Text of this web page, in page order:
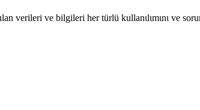
verileri ve bilgileri her türlü kullanιlιmιnι ve